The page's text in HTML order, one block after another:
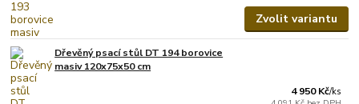
Zvolit variantu
Dřevěný psací stůl DT 194 borovice
masiv 120x75x50 cm
4 950 Kč/ks